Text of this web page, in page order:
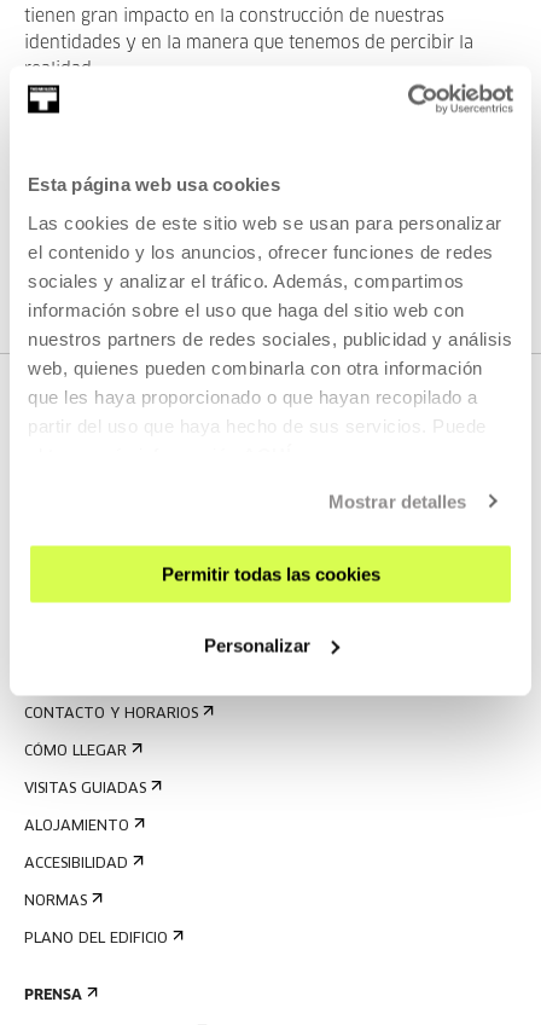
Esta página web usa cookies
Las cookies de este sitio web se usan para personalizar
el contenido y los anuncios, ofrecer funciones de redes
sociales y analizar el tráfico. Además, compartimos
información sobre el uso que haga del sitio web con
nuestros partners de redes sociales, publicidad y análisis
web, quienes pueden combinarla con otra información
que les haya proporcionado o que hayan recopilado a
partir del uso que haya hecho de sus servicios. Puede
Mostrar detalles
Permitir todas las cookies
Personalizar
tienen gran impacto en la construcción de nuestras
identidades y en la manera que tenemos de percibir la
realidad.
VER TODOS LOS ARTISTAS Y CREADORES/AS
REGÍSTRATE AL BOLETÍN
CONTACTO Y HORARIOS
CÓMO LLEGAR
VISITAS GUIADAS
ALOJAMIENTO
ACCESIBILIDAD
NORMAS
PLANO DEL EDIFICIO
PRENSA